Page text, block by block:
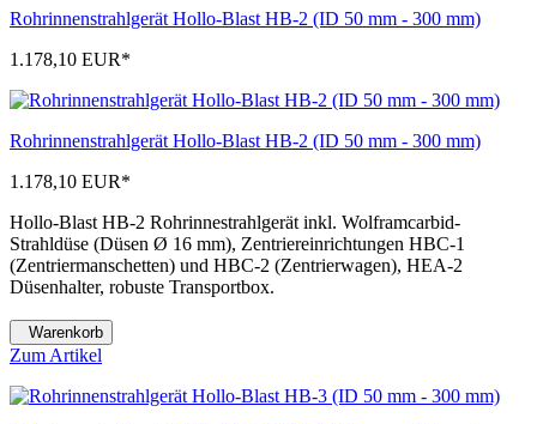
Rohrinnenstrahlgerät Hollo-Blast HB-2 (ID 50 mm - 300 mm)
1.178,10 EUR*
Rohrinnenstrahlgerät Hollo-Blast HB-2 (ID 50 mm - 300 mm)
1.178,10 EUR*
Hollo-Blast HB-2 Rohrinnestrahlgerät inkl. Wolframcarbid-
Strahldüse (Düsen Ø 16 mm), Zentriereinrichtungen HBC-1
(Zentriermanschetten) und HBC-2 (Zentrierwagen), HEA-2
Düsenhalter, robuste Transportbox.
Warenkorb
Zum Artikel